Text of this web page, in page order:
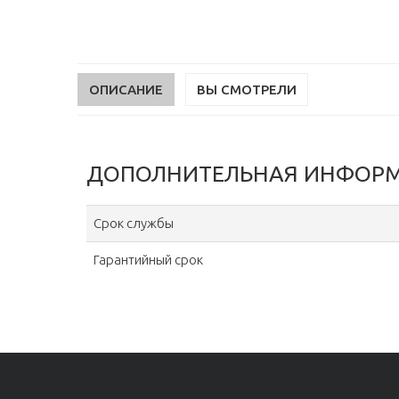
ОПИСАНИЕ ВЫ СМОТРЕЛИ
ДОПОЛНИТЕЛЬНАЯ
Срок службы
Гарантийный срок